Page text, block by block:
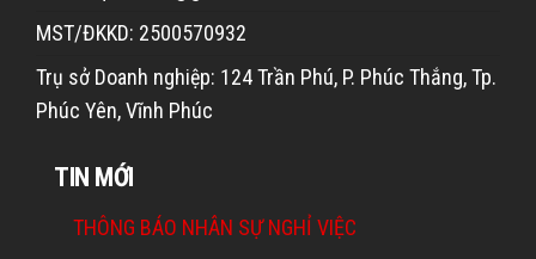
MST/ĐKKD: 2500570932
Trụ sở Doanh nghiệp: 124 Trần Phú, P. Phúc Thắng, Tp.
Phúc Yên, Vĩnh Phúc
TIN MỚI
THÔNG BÁO NHÂN SỰ NGHỈ VIỆC